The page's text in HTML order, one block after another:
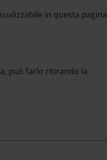
in questa pagina
può farlo ritirando la